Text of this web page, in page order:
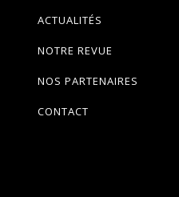
ACTUALITÉS
NOTRE REVUE
NOS PARTENAIRES
CONTACT